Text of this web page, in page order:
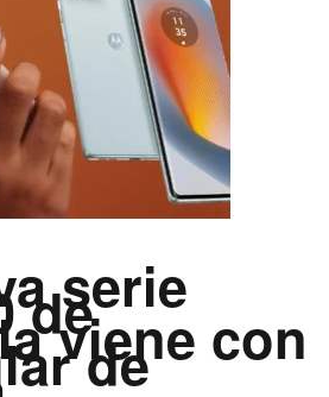
serie
de
viene con
de